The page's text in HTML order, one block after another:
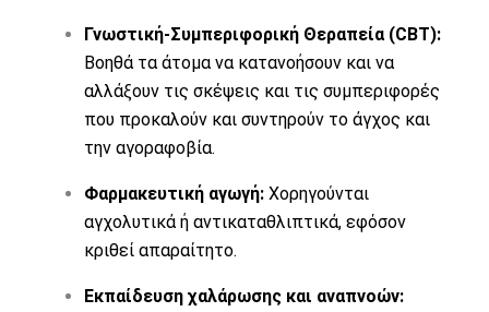
Γνωστική-Συμπεριφορική Θεραπεία (CBT):
Βοηθά τα άτομα να κατανοήσουν και να
αλλάξουν τις σκέψεις και τις συμπεριφορές
που προκαλούν και συντηρούν το άγχος και
την αγοραφοβία.
Φαρμακευτική αγωγή:Χορηγούνται
αγχολυτικά ή αντικαταθλιπτικά, εφόσον
κριθεί απαραίτητο.
Εκπαίδευση χαλάρωσης και αναπνοών: